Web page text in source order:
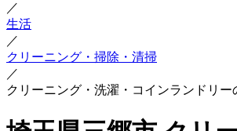
／
生活
／
クリーニング・掃除・清掃
／
クリーニング・洗濯・コインランドリー